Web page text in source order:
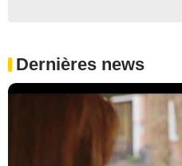
Dernières news